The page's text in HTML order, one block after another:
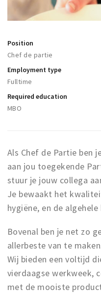
Breda Student Shop
Spin the wheel!
LEISURE
SportS
Sights
Museums, theatres &
Trips & activities
Student routes
Party pics
Restaurants
Bars
Hotels
Position
Chef de partie
Employment type
Fulltime
Required education
MBO
Als Chef de Partie ben
aan jou toegekende
stuur je jouw collega
Je bewaakt het
hygiëne, en de
Bovenal ben je net zo
allerbeste van te
Wij bieden een voltijd
vierdaagse werkweek,
met de mooiste